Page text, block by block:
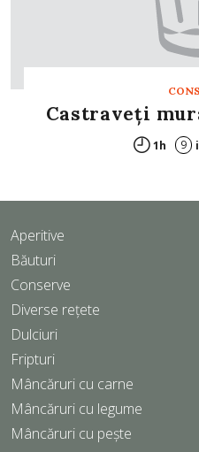
Castraveţi
1h 9
Aperitive
Băuturi
Conserve
Diverse rețete
Dulciuri
Fripturi
Mâncăruri cu carne
Mâncăruri cu legume
Mâncăruri cu pește